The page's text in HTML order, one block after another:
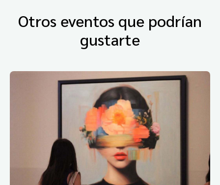
Otros eventos que podrían
gustarte